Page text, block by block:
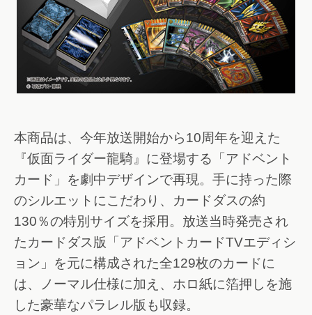
本商品は、今年放送開始から10周年を迎えた
『仮面ライダー龍騎』に登場する「アドベント
カード」を劇中デザインで再現。手に持った際
のシルエットにこだわり、カードダスの約
130％の特別サイズを採用。放送当時発売され
たカードダス版「アドベントカードTVエディシ
ョン」を元に構成された全129枚のカードに
は、ノーマル仕様に加え、ホロ紙に箔押しを施
した豪華なパラレル版も収録。